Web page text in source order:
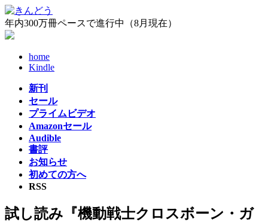
コ
ン
テ
ナ
ビ
ゲ
年内300万冊ペースで進行中（8月現在）
home
Kindle
新刊
セール
プライムビデオ
Amazonセール
Audible
書評
お知らせ
初めての方へ
RSS
試し読み『機動戦士クロスボーン・ガ